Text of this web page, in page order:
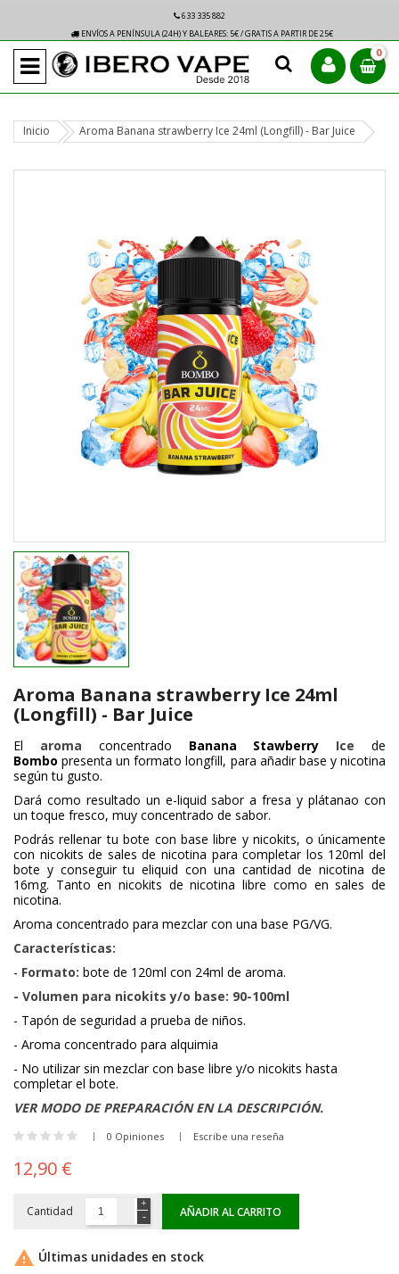
633 335 882
ENVÍOS A PENÍNSULA (24H) Y BALEARES: 5€ / GRATIS A PARTIR DE 25€
0
Inicio Aroma Banana strawberry Ice 24ml (Longfill) - Bar Juice
Aroma Banana strawberry Ice 24ml
(Longfill) - Bar Juice
El aroma concentrado Banana Stawberry Icede
Bombo presenta un formato longfill, para añadir base y nicotina
según tu gusto.
Dará como resultado un e-liquid sabor a fresa y plátanao con
un toque fresco, muy concentrado de sabor.
Podrás rellenar tu bote con base libre y nicokits, o únicamente
con nicokits de sales de nicotina para completar los 120ml del
bote y conseguir tu eliquid con una cantidad de nicotina de
16mg. Tanto en nicokits de nicotina libre como en sales de
nicotina.
Aroma concentrado para mezclar con una base PG/VG.
Características:
- Formato: bote de 120ml con 24ml de aroma.
- Volumen para nicokits y/o base: 90-100ml
- Tapón de seguridad a prueba de niños.
- Aroma concentrado para alquimia
- No utilizar sin mezclar con base libre y/o nicokits hasta
completar el bote.
VER MODO DE PREPARACIÓN EN LA DESCRIPCIÓN.
0 Opiniones Escribe una reseña
12,90 €
Cantidad AÑADIR AL CARRITO
 Últimas unidades en stock